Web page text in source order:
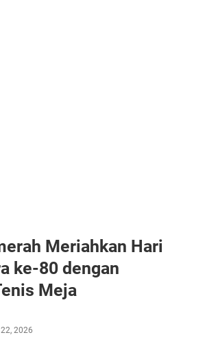
Meriahkan Hari
ke-80 dengan
Meja
2026